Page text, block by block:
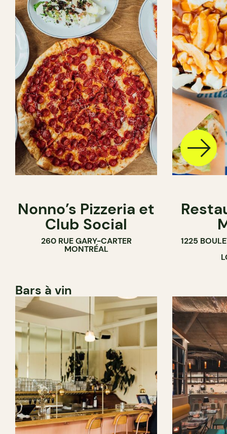
Nonno’s Pizzeria et
Club Social
260 RUE GARY-CARTER
MONTRÉAL
1225
Bars à vin